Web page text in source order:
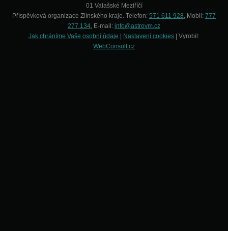
01 Valašské Meziříčí
Příspěvková organizace Zlínského kraje. Telefon: 571 611 928, Mobil: 777
277 134, E-mail: info@astrovm.cz
Jak chráníme Vaše osobní údaje
Nastavení cookies | Vyrobil:
WebConsult.cz